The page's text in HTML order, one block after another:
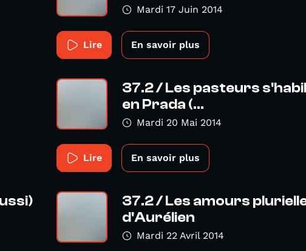
Mardi 17 Juin 2014
Lire En savoir plus
37.2 / Les pasteurs
en Prada (...
Mardi 20 Mai 2014
Lire En savoir plus
37.2 / Les amours
d'Aurélien
Mardi 22 Avril 2014